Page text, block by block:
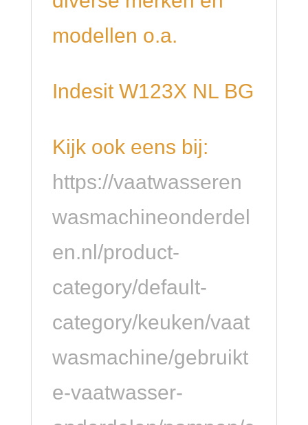
modellen o.a.
Indesit W123X NL BG
Kijk ook eens bij:
https://vaatwasseren
wasmachineonderdel
en.nl/product-
category/default-
category/keuken/vaat
wasmachine/gebruikt
e-vaatwasser-